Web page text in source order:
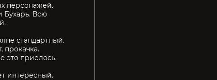
персонажей.
Бухарь. Всю
стандартный.
прокачка.
это приелось.
интересный.